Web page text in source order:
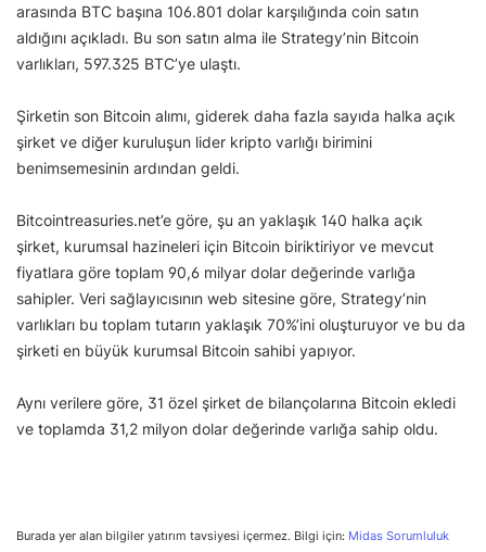
arasında BTC başına 106.801 dolar karşılığında coin satın
aldığını açıkladı. Bu son satın alma ile Strategy’nin Bitcoin
varlıkları, 597.325 BTC’ye ulaştı.
Şirketin son Bitcoin alımı, giderek daha fazla sayıda halka açık
şirket ve diğer kuruluşun lider kripto varlığı birimini
benimsemesinin ardından geldi.
Bitcointreasuries.net’e göre, şu an yaklaşık 140 halka açık
şirket, kurumsal hazineleri için Bitcoin biriktiriyor ve mevcut
fiyatlara göre toplam 90,6 milyar dolar değerinde varlığa
sahipler. Veri sağlayıcısının web sitesine göre, Strategy’nin
varlıkları bu toplam tutarın yaklaşık 70%’ini oluşturuyor ve bu da
şirketi en büyük kurumsal Bitcoin sahibi yapıyor.
Aynı verilere göre, 31 özel şirket de bilançolarına Bitcoin ekledi
ve toplamda 31,2 milyon dolar değerinde varlığa sahip oldu.
Burada yer alan bilgiler yatırım tavsiyesi içermez. Bilgi için: Midas Sorumluluk